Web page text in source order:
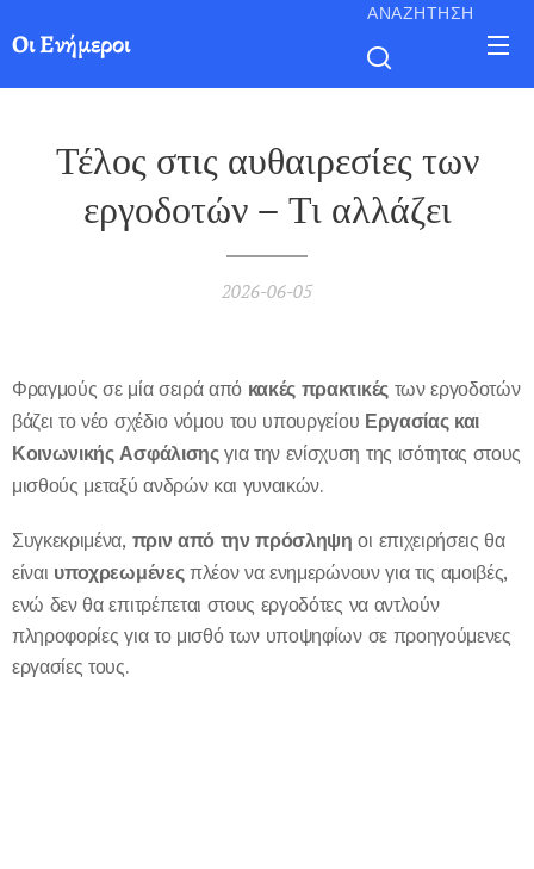
Οι Ενήμεροι
ΑΝΑΖΉΤΗΣΗ
Τέλος στις αυθαιρεσίες των
εργοδοτών – Τι αλλάζει
2026-06-05
Φραγμούς σε μία σειρά από κακές πρακτικέςτων εργοδοτών
βάζει το νέο σχέδιο νόμου του υπουργείου Εργασίας και
Κοινωνικής Ασφάλισηςγια την ενίσχυση της ισότητας στους
μισθούς μεταξύ ανδρών και γυναικών.
Συγκεκριμένα, πριν από την πρόσληψη οι επιχειρήσεις θα
είναι υποχρεωμένεςπλέον να ενημερώνουν για τις αμοιβές,
ενώ δεν θα επιτρέπεται στους εργοδότες να αντλούν
πληροφορίες για το μισθό των υποψηφίων σε προηγούμενες
εργασίες τους.